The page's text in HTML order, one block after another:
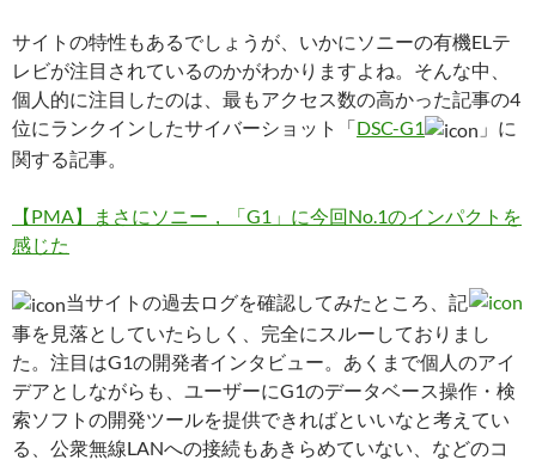
サイトの特性もあるでしょうが、いかにソニーの有機ELテ
レビが注目されているのかがわかりますよね。そんな中、
個人的に注目したのは、最もアクセス数の高かった記事の4
位にランクインしたサイバーショット「DSC-G1
」に
関する記事。
【PMA】まさにソニー，「G1」に今回No.1のインパクトを
感じた
当サイトの過去ログを確認してみたところ、記
事を見落としていたらしく、完全にスルーしておりまし
た。注目はG1の開発者インタビュー。あくまで個人のアイ
デアとしながらも、ユーザーにG1のデータベース操作・検
索ソフトの開発ツールを提供できればといいなと考えてい
る、公衆無線LANへの接続もあきらめていない、などのコ